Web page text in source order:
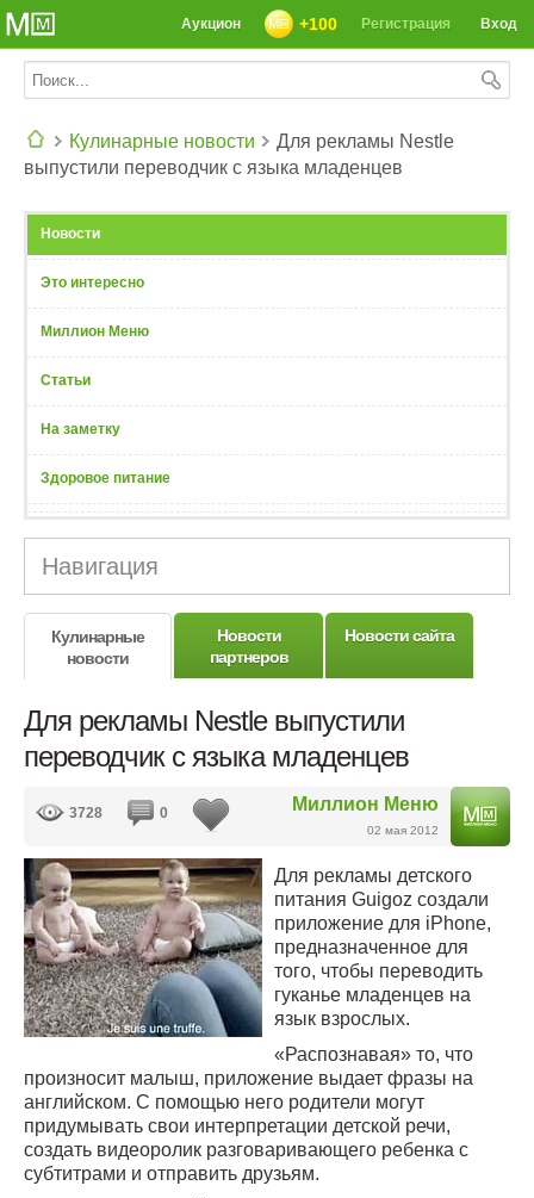
Вход
Регистрация
+100
Аукцион
Кулинарные новости
Для рекламы Nestle
выпустили переводчик с языка младенцев
Новости
Это интересно
Миллион Меню
Статьи
На заметку
Здоровое питание
Навигация
Кулинарные
новости
Новости
партнеров
Новости сайта
Для рекламы Nestle выпустили
переводчик с языка младенцев
Миллион Меню
02 мая 2012
3728 0
Для рекламы детского
питания Guigoz создали
приложение для iPhone,
предназначенное для
того, чтобы переводить
гуканье младенцев на
язык взрослых.
«Распознавая» то, что
произносит малыш, приложение выдает фразы на
английском. С помощью него родители могут
придумывать свои интерпретации детской речи,
создать видеоролик разговаривающего ребенка с
субтитрами и отправить друзьям.